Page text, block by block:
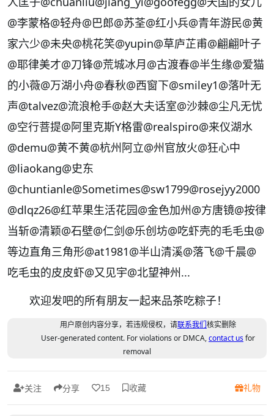
@李蒙格@轻舟@巴郎@苏荃@红小兵@青年游民@黄
家六少@未央@桃花笑@yupin@草庐芷甫@翩翩叶子
@耶律美才@刀锋@荒城冰月@古渡春@半生缘@爱猫
的小薇@万湖小舟@春秋@西窗下@smiley1@落叶无
声@talvez@流浪枪手@赵大夫话室@沙棘@尘凡无忧
@空行菩提@阿里克斯Y格雷@realspiro@来仪湖水
@demu@黄不黄@杭州阿立@州官放火@狂心中
@liaokang@史东
@chuntianle@Sometimes@sw1799@rosejyy2000
@dlqz26@红苹果生活花园@金色加州@方唐镜@按律
当斩@清颖@石壁@仁剑@乐创坊@吃虾壳的毛毛虫@
等边直角三角形@at1981@半山清溪@落飞@千晨@
吃毛虫的皮皮虾@又见宇@北望神州...
欢迎发吧的所有朋友一起来品茶吃粽子！
用户原创内容分享，若违规侵权，请联系我们核实删除
User-generated content. For violations or DMCA,contact usfor
removal
关注 分享 15 收藏 礼物